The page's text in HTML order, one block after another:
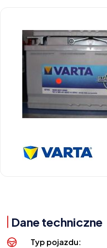
Dane techniczne
Typ pojazdu: